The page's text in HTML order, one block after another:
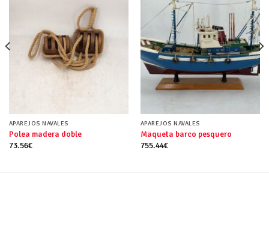
APAREJOS NAVALES
Polea madera doble
73.56€
APAREJOS NAVALES
Maqueta barco pesquero
755.44€